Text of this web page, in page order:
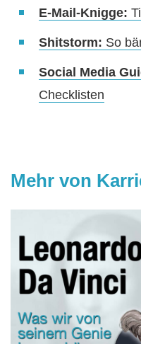
E-Mail-Knigge:
Shitstorm: So
Social Media
Checklisten
Mehr von